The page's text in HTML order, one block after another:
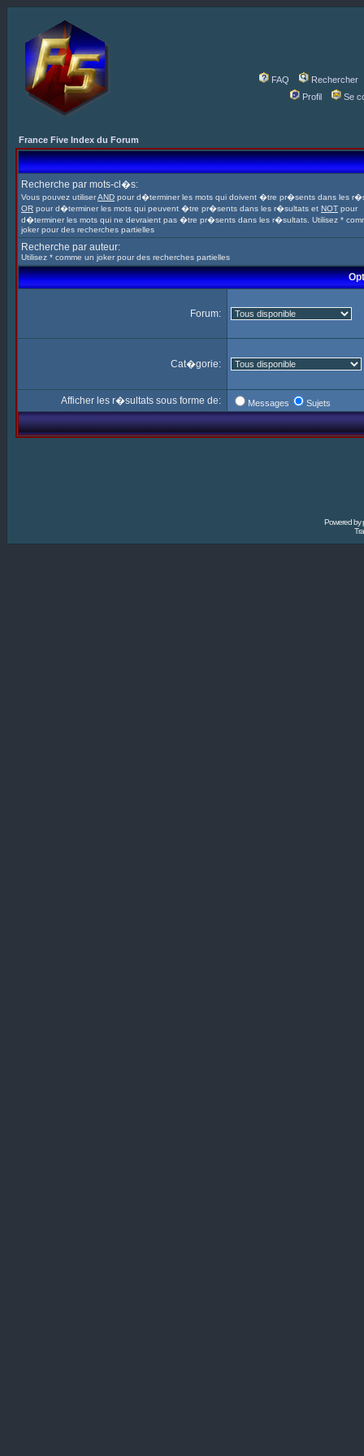
FAQ
Rechercher
Profil
Se
France Five Index du Forum
Recherche par mots-cl�s:
Vous pouvez utiliserAND pour d�terminer les mots qui doivent �tre pr�sents dans les
OR pour d�terminer les mots qui peuvent �tre pr�sents dans les r�sultats et NOT pour
d�terminer les mots qui ne devraient pas �tre pr�sents dans les r�sultats. Utilisez *
joker pour des recherches partielles
Recherche par auteur:
Utilisez * comme un joker pour des recherches partielles
Forum:
Cat�gorie:
Afficher les r�sultats sous forme de: Messages Sujets
Powered by